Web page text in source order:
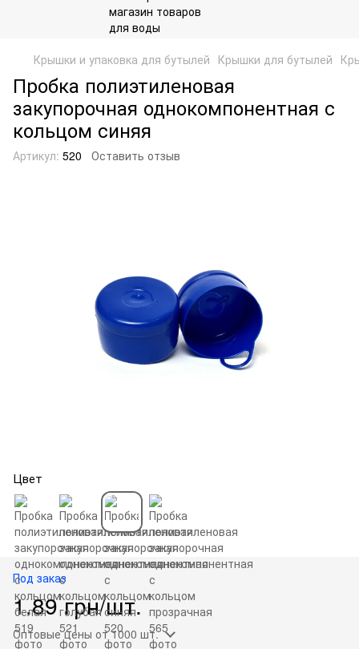
Крышки и упаковка для бутылей Крышки для бутылей
Пробка полиэтиленовая
закупорочная однокомпонентная с
кольцом синяя
Артикул: 520 Оставить отзыв
Цвет
Под заказ
1.89 грн/шт.
Оптовые цены от 1000 шт.